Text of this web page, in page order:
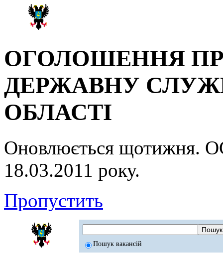
ОГОЛОШЕННЯ
ДЕРЖАВНУ
ОБЛАСТІ
Оновлюється
18.03.2011 року.
Пропустить
Пошук вакансій